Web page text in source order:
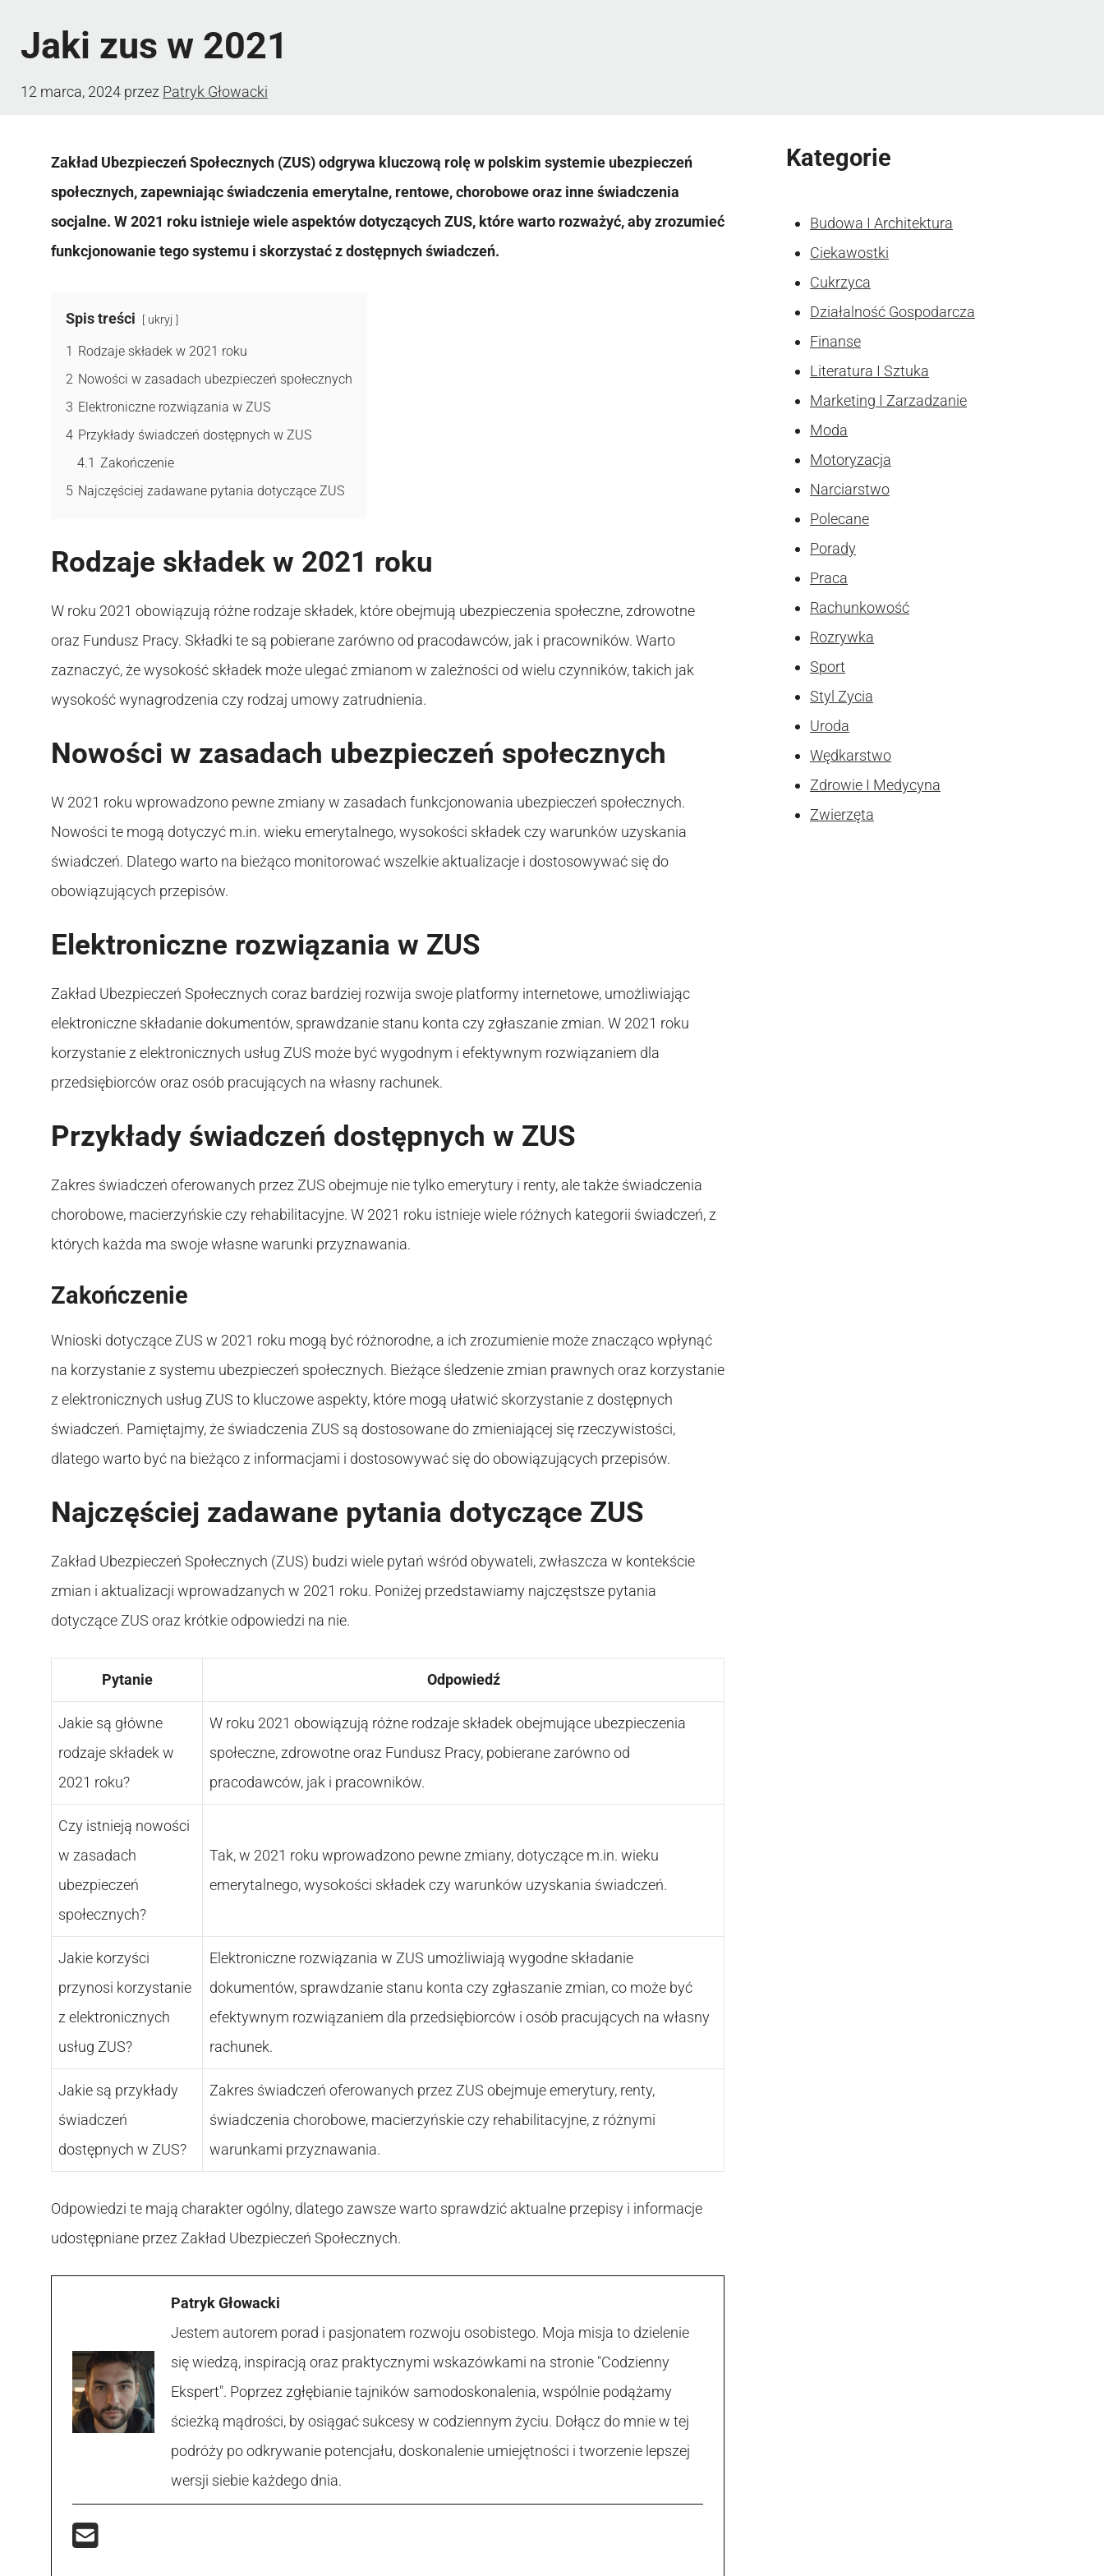
Jaki zus w 2021
12 marca, 2024 przez Patryk Głowacki
Zakład Ubezpieczeń Społecznych (ZUS) odgrywa kluczową rolę w polskim systemie ubezpieczeń
społecznych, zapewniając świadczenia emerytalne, rentowe, chorobowe oraz inne świadczenia
socjalne. W 2021 roku istnieje wiele aspektów dotyczących ZUS, które warto rozważyć, aby zrozumieć
funkcjonowanie tego systemu i skorzystać z dostępnych świadczeń.
Spis treści ukryj
1 Rodzaje składek w 2021 roku
2 Nowości w zasadach ubezpieczeń społecznych
3 Elektroniczne rozwiązania w ZUS
4 Przykłady świadczeń dostępnych w ZUS
4.1 Zakończenie
5 Najczęściej zadawane pytania dotyczące ZUS
Rodzaje składek w 2021 roku
W roku 2021 obowiązują różne rodzaje składek, które obejmują ubezpieczenia społeczne, zdrowotne
oraz Fundusz Pracy. Składki te są pobierane zarówno od pracodawców, jak i pracowników. Warto
zaznaczyć, że wysokość składek może ulegać zmianom w zależności od wielu czynników, takich jak
wysokość wynagrodzenia czy rodzaj umowy zatrudnienia.
Nowości w zasadach ubezpieczeń społecznych
W 2021 roku wprowadzono pewne zmiany w zasadach funkcjonowania ubezpieczeń społecznych.
Nowości te mogą dotyczyć m.in. wieku emerytalnego, wysokości składek czy warunków uzyskania
świadczeń. Dlatego warto na bieżąco monitorować wszelkie aktualizacje i dostosowywać się do
obowiązujących przepisów.
Elektroniczne rozwiązania w ZUS
Zakład Ubezpieczeń Społecznych coraz bardziej rozwija swoje platformy internetowe, umożliwiając
elektroniczne składanie dokumentów, sprawdzanie stanu konta czy zgłaszanie zmian. W 2021 roku
korzystanie z elektronicznych usług ZUS może być wygodnym i efektywnym rozwiązaniem dla
przedsiębiorców oraz osób pracujących na własny rachunek.
Przykłady świadczeń dostępnych w ZUS
Zakres świadczeń oferowanych przez ZUS obejmuje nie tylko emerytury i renty, ale także świadczenia
chorobowe, macierzyńskie czy rehabilitacyjne. W 2021 roku istnieje wiele różnych kategorii świadczeń, z
których każda ma swoje własne warunki przyznawania.
Zakończenie
Wnioski dotyczące ZUS w 2021 roku mogą być różnorodne, a ich zrozumienie może znacząco wpłynąć
na korzystanie z systemu ubezpieczeń społecznych. Bieżące śledzenie zmian prawnych oraz korzystanie
z elektronicznych usług ZUS to kluczowe aspekty, które mogą ułatwić skorzystanie z dostępnych
świadczeń. Pamiętajmy, że świadczenia ZUS są dostosowane do zmieniającej się rzeczywistości,
dlatego warto być na bieżąco z informacjami i dostosowywać się do obowiązujących przepisów.
Najczęściej zadawane pytania dotyczące ZUS
Zakład Ubezpieczeń Społecznych (ZUS) budzi wiele pytań wśród obywateli, zwłaszcza w kontekście
zmian i aktualizacji wprowadzanych w 2021 roku. Poniżej przedstawiamy najczęstsze pytania
dotyczące ZUS oraz krótkie odpowiedzi na nie.
Pytanie Odpowiedź
Jakie są główne
rodzaje składek w
2021 roku?
W roku 2021 obowiązują różne rodzaje składek obejmujące ubezpieczenia
społeczne, zdrowotne oraz Fundusz Pracy, pobierane zarówno od
pracodawców, jak i pracowników.
Czy istnieją nowości
w zasadach
ubezpieczeń
społecznych?
Tak, w 2021 roku wprowadzono pewne zmiany, dotyczące m.in. wieku
emerytalnego, wysokości składek czy warunków uzyskania świadczeń.
Jakie korzyści
przynosi korzystanie
z elektronicznych
usług ZUS?
Elektroniczne rozwiązania w ZUS umożliwiają wygodne składanie
dokumentów, sprawdzanie stanu konta czy zgłaszanie zmian, co może być
efektywnym rozwiązaniem dla przedsiębiorców i osób pracujących na własny
rachunek.
Jakie są przykłady
świadczeń
dostępnych w ZUS?
Zakres świadczeń oferowanych przez ZUS obejmuje emerytury, renty,
świadczenia chorobowe, macierzyńskie czy rehabilitacyjne, z różnymi
warunkami przyznawania.
Odpowiedzi te mają charakter ogólny, dlatego zawsze warto sprawdzić aktualne przepisy i informacje
udostępniane przez Zakład Ubezpieczeń Społecznych.
Patryk Głowacki
Jestem autorem porad i pasjonatem rozwoju osobistego. Moja misja to dzielenie
się wiedzą, inspiracją oraz praktycznymi wskazówkami na stronie "Codzienny
Ekspert". Poprzez zgłębianie tajników samodoskonalenia, wspólnie podążamy
ścieżką mądrości, by osiągać sukcesy w codziennym życiu. Dołącz do mnie w tej
podróży po odkrywanie potencjału, doskonalenie umiejętności i tworzenie lepszej
wersji siebie każdego dnia.
Kategorie
Budowa I Architektura
Ciekawostki
Cukrzyca
Działalność Gospodarcza
Finanse
Literatura I Sztuka
Marketing I Zarzadzanie
Moda
Motoryzacja
Narciarstwo
Polecane
Porady
Praca
Rachunkowość
Rozrywka
Sport
Styl Zycia
Uroda
Wędkarstwo
Zdrowie I Medycyna
Zwierzęta